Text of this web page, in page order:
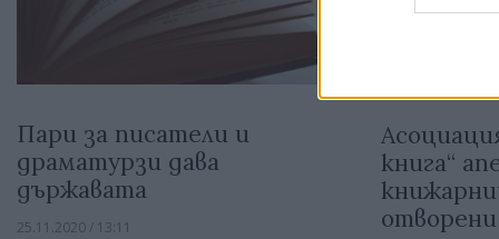
Пари за писатели и
драматурзи дава
държавата
25.11.2020 / 13:11
книга“
отворени